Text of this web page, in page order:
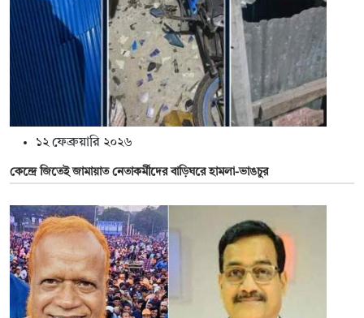
১২ ফেব্রুয়ারি ২০২৬
কেন্দ্রে জিতেই জামায়াত নেতাকর্মীদের বাড়িঘরে হামলা-ভাঙচুর